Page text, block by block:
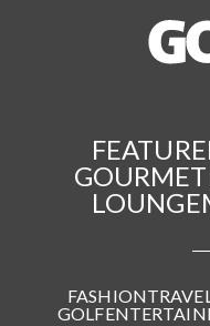
FEATURE
GOURMET
LOUNGE
FASHION
GOLF